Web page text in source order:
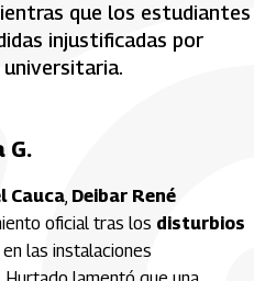
que los estudiantes
injustificadas por
G.
Cauca, Deibar René
oficial tras los disturbios
las instalaciones